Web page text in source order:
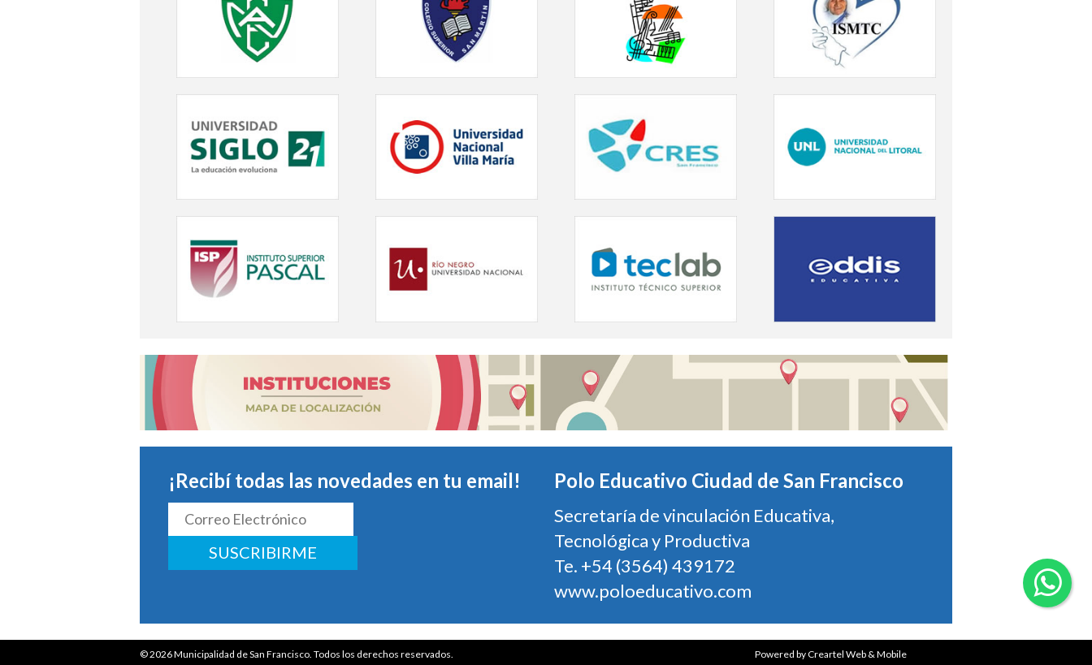
¡Recibí todas las novedades en tu email!
SUSCRIBIRME
Polo Educativo Ciudad de San Francisco
Secretaría de vinculación Educativa,
Tecnológica y Productiva
Te. +54 (3564) 439172
www.poloeducativo.com
© 2026Municipalidad de San Francisco. Todos los derechos reservados. Powered byCreartel Web & Mobile